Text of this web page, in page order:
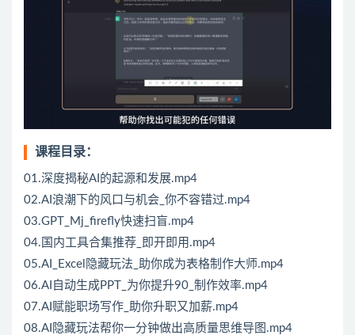
课程目录：
01.深度揭秘AI的起源和发展.mp4
02.AI浪潮下的风口与机会_你不容错过.mp4
03.GPT_Mj_firefly快速扫盲.mp4
04.国内工具合集推荐_即开即用.mp4
05.AI_Excel隐藏玩法_助你成为表格制作大师.mp4
06.AI自动生成PPT_为你提升90_制作效率.mp4
07.AI赋能职场写作_助你升职又加薪.mp4
08.AI隐藏玩法帮你一分钟做出高质量思维导图.mp4